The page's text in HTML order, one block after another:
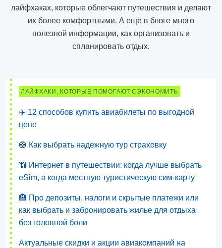
лайфхаках, которые облегчают путешествия и делают
их более комфортными. А ещё в блоге много
полезной информации, как организовать и
спланировать отдых.
ЛАЙФХАКИ, КОТОРЫЕ ПОМОГАЮТ СЭКОНОМИТЬ
✈️ 12 способов купить авиабилеты по выгодной
цене
🛟 Как выбрать надежную тур страховку
📶 Интернет в путешествии: когда лучше выбрать
eSim, а когда местную туристическую сим-карту
🏨 Про депозиты, налоги и скрытые платежи или
как выбрать и забронировать жилье для отдыха
без головной боли
Актуальные скидки и акции авиакомпаний на